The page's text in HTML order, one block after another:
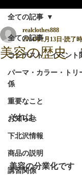
全ての記事
コンテスト・イベント
パーマ・カラー・トリ
係
重要なこと
お知らせ
下北沢情報
商品の説明
講習関係
全ての記事
美容の歴史
realclothes888
2014年2月13日 読了
それは、
美容の分業化です